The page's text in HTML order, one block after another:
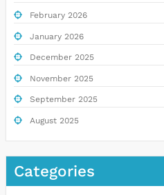
February 2026
January 2026
December 2025
November 2025
September 2025
August 2025
Categories